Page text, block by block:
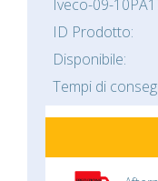
Iveco-09-
ID Prodotto:
Disponibile:
Tempi di